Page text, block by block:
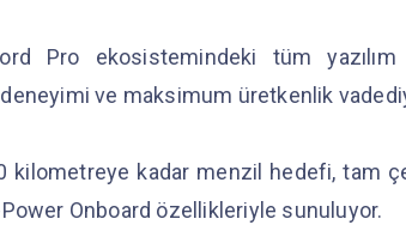
Pro ekosistemindeki tüm
ve maksimum üretkenlik
kilometreye kadar menzil hedefi, tam
Onboard özellikleriyle sunuluyor.